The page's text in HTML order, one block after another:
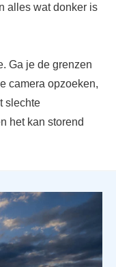
alles wat donker is
Ga je de grenzen
camera opzoeken,
slechte
het kan storend